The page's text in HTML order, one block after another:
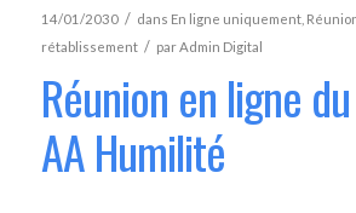
14/01/2030 / dans En ligne uniquement,
rétablissement / parAdmin Digital
Réunion en ligne
AA Humilité